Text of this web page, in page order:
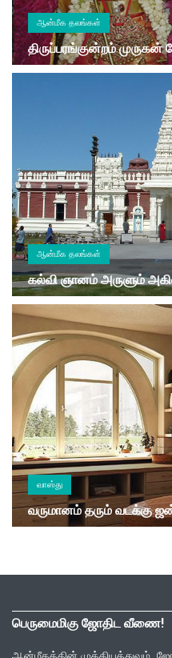
ஆன்மீக தலங்கள்
திருப்பரங்குன்றம் முருகன்
ஆன்மீக தலங்கள்
கல்வி ஞானம் அருளும்
வாஸ்து
வருமானம் தரும் வடக்கு
பெருமைமிகு ஜோதிட வீணை!